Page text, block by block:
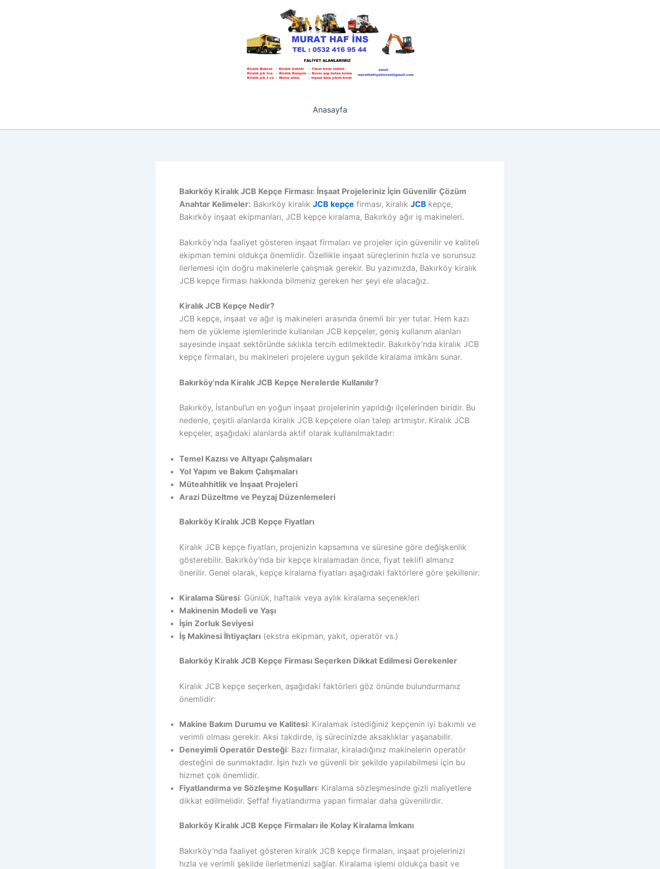
Anasayfa
Bakırköy Kiralık JCB Kepçe Firması: İnşaat Projeleriniz İçin Güvenilir Çözüm
Anahtar Kelimeler: Bakırköy kiralık JCB kepçe firması, kiralık JCB kepçe,
Bakırköy inşaat ekipmanları, JCB kepçe kiralama, Bakırköy ağır iş makineleri.
Bakırköy’nda faaliyet gösteren inşaat firmaları ve projeler için güvenilir ve kaliteli
ekipman temini oldukça önemlidir. Özellikle inşaat süreçlerinin hızla ve sorunsuz
ilerlemesi için doğru makinelerle çalışmak gerekir. Bu yazımızda, Bakırköy kiralık
JCB kepçe firması hakkında bilmeniz gereken her şeyi ele alacağız.
Kiralık JCB Kepçe Nedir?
JCB kepçe, inşaat ve ağır iş makineleri arasında önemli bir yer tutar. Hem kazı
hem de yükleme işlemlerinde kullanılan JCB kepçeler, geniş kullanım alanları
sayesinde inşaat sektöründe sıklıkla tercih edilmektedir. Bakırköy’nda kiralık JCB
kepçe firmaları, bu makineleri projelere uygun şekilde kiralama imkânı sunar.
Bakırköy’nda Kiralık JCB Kepçe Nerelerde Kullanılır?
Bakırköy, İstanbul’un en yoğun inşaat projelerinin yapıldığı ilçelerinden biridir. Bu
nedenle, çeşitli alanlarda kiralık JCB kepçelere olan talep artmıştır. Kiralık JCB
kepçeler, aşağıdaki alanlarda aktif olarak kullanılmaktadır:
Temel Kazısı ve Altyapı Çalışmaları
Yol Yapım ve Bakım Çalışmaları
Müteahhitlik ve İnşaat Projeleri
Arazi Düzeltme ve Peyzaj Düzenlemeleri
Bakırköy Kiralık JCB Kepçe Fiyatları
Kiralık JCB kepçe fiyatları, projenizin kapsamına ve süresine göre değişkenlik
gösterebilir. Bakırköy’nda bir kepçe kiralamadan önce, fiyat teklifi almanız
önerilir. Genel olarak, kepçe kiralama fiyatları aşağıdaki faktörlere göre şekillenir:
Kiralama Süresi: Günlük, haftalık veya aylık kiralama seçenekleri
Makinenin Modeli ve Yaşı
İşin Zorluk Seviyesi
İş Makinesi İhtiyaçları (ekstra ekipman, yakıt, operatör vs.)
Bakırköy Kiralık JCB Kepçe Firması Seçerken Dikkat Edilmesi Gerekenler
Kiralık JCB kepçe seçerken, aşağıdaki faktörleri göz önünde bulundurmanız
önemlidir:
Makine Bakım Durumu ve Kalitesi: Kiralamak istediğiniz kepçenin iyi bakımlı ve
verimli olması gerekir. Aksi takdirde, iş sürecinizde aksaklıklar yaşanabilir.
Deneyimli Operatör Desteği: Bazı firmalar, kiraladığınız makinelerin operatör
desteğini de sunmaktadır. İşin hızlı ve güvenli bir şekilde yapılabilmesi için bu
hizmet çok önemlidir.
Fiyatlandırma ve Sözleşme Koşulları: Kiralama sözleşmesinde gizli maliyetlere
dikkat edilmelidir. Şeffaf fiyatlandırma yapan firmalar daha güvenilirdir.
Bakırköy Kiralık JCB Kepçe Firmaları ile Kolay Kiralama İmkanı
Bakırköy’nda faaliyet gösteren kiralık JCB kepçe firmaları, inşaat projelerinizi
hızla ve verimli şekilde ilerletmenizi sağlar. Kiralama işlemi oldukça basit ve